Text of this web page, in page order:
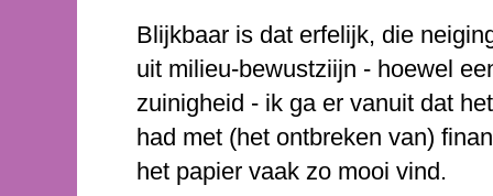
Blijkbaar is dat erfelijk, die
uit milieu-bewustziijn - hoewel
zuinigheid - ik ga er vanuit dat
had met (het ontbreken van)
het papier vaak zo mooi vind.